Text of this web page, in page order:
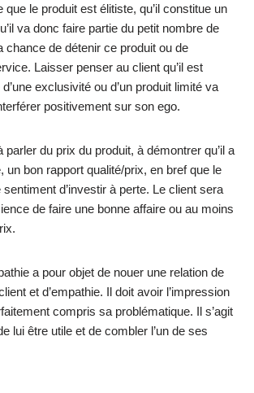
le produit est élitiste, qu’il constitue un
va donc faire partie du petit nombre de
chance de détenir ce produit ou de
Laisser penser au client qu’il est
d’une exclusivité ou d’un produit limité va
positivement sur son ego.
parler du prix du produit, à démontrer qu’il a
un bon rapport qualité/prix, en bref que le
sentiment d’investir à perte. Le client sera
de faire une bonne affaire ou au moins
a pour objet de nouer une relation de
et d’empathie. Il doit avoir l’impression
compris sa problématique. Il s’agit
lui être utile et de combler l’un de ses